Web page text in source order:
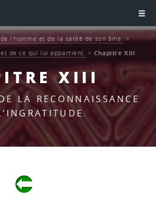
XIII
LA RECONNAISSANCE
l’homme et de la santé de son âme.>
de ce qui lui appartient. >Chapitre XIII